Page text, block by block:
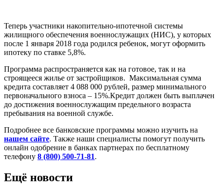
Теперь участники накопительно-ипотечной системы
жилищного обеспечения военнослужащих (НИС), у которых
после 1 января 2018 года родился ребенок, могут оформить
ипотеку по ставке 5,8%.
Программа распространяется как на готовое, так и на
строящееся жилье от застройщиков. Максимальная сумма
кредита составляет 4 088 000 рублей, размер минимального
первоначального взноса – 15%.Кредит должен быть выплачен
до достижения военнослужащим предельного возраста
пребывания на военной службе.
Подробнее все банковские программы можно изучить на
нашем сайте. Также наши специалисты помогут получить
онлайн одобрение в банках партнерах по бесплатному
телефону 8 (800) 500-71-81.
Ещё новости